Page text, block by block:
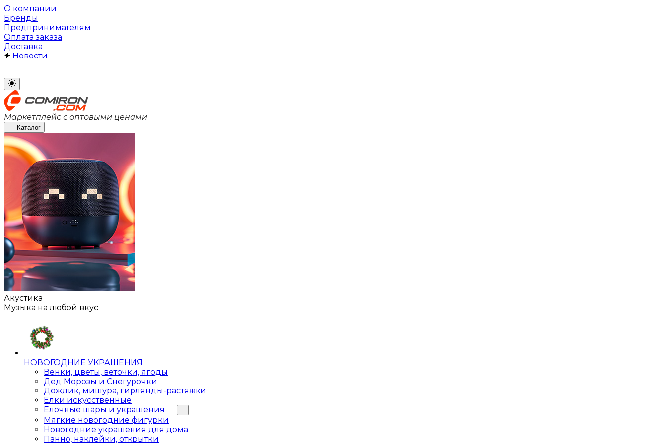
О компании
Бренды
Предпринимателям
Оплата заказа
Доставка
Новости
Маркетплейс с оптовыми ценами
Каталог
Акустика
Музыка на любой вкус
НОВОГОДНИЕ УКРАШЕНИЯ
Венки, цветы, веточки, ягоды
Дед Морозы и Снегурочки
Дождик, мишура, гирлянды-растяжки
Елки искусственные
Елочные шары и украшения
Мягкие новогодние фигурки
Новогодние украшения для дома
Панно, наклейки, открытки